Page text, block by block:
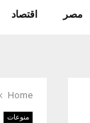
مصر اقتصاد
Home
منوعات